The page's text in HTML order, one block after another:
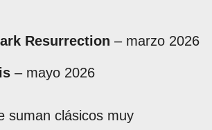
Resurrection – marzo 2026
– mayo 2026
suman clásicos muy